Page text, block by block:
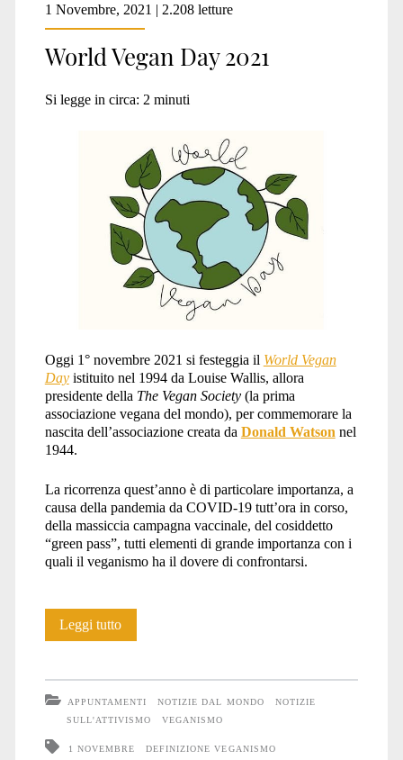
1 Novembre, 2021 | 2.208 letture
World Vegan Day 2021
Si legge in circa: 2 minuti
Oggi 1° novembre 2021 si festeggia il World Vegan
Dayistituito nel 1994 da Louise Wallis, allora
presidente della The Vegan Society (la prima
associazione vegana del mondo), per commemorare la
nascita dell’associazione creata da Donald Watson nel
1944.
La ricorrenza quest’anno è di particolare importanza, a
causa della pandemia da COVID-19 tutt’ora in corso,
della massiccia campagna vaccinale, del cosiddetto
“green pass”, tutti elementi di grande importanza con i
quali il veganismo ha il dovere di confrontarsi.
Leggi tuttoWorld
2021
APPUNTAMENTI NOTIZIE DAL MONDO
NOTIZIE
SULL'ATTIVISMO
VEGANISMO
1 NOVEMBRE
DEFINIZIONE VEGANISMO